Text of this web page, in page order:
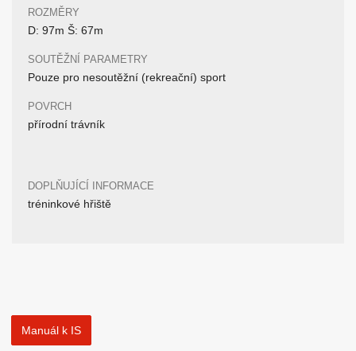
ROZMĚRY
D: 97m Š: 67m
SOUTĚŽNÍ PARAMETRY
Pouze pro nesoutěžní (rekreační) sport
POVRCH
přírodní trávník
DOPLŇUJÍCÍ INFORMACE
tréninkové hřiště
Manuál k IS